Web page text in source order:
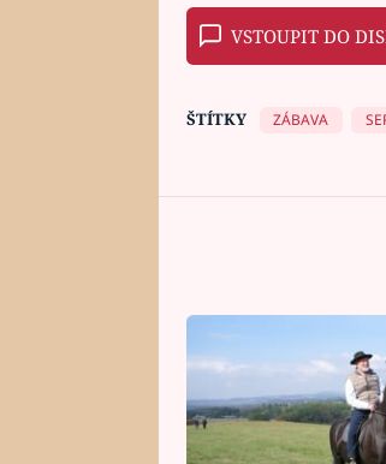
VSTOUPIT DO
ŠTÍTKY ZÁBAVA